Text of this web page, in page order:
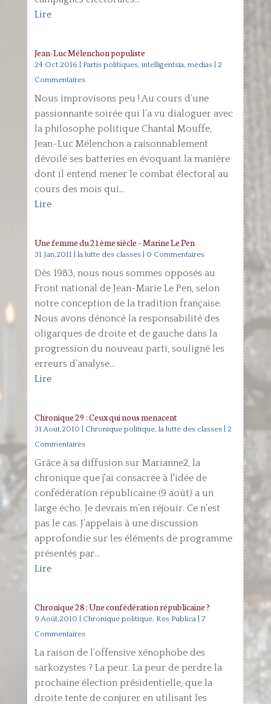
Lire
Jean-Luc Mélenchon populiste
24 Oct,2016 Partis politiques, intelligentsia, médias| 2
Commentaires
Nous improvisons peu ! Au cours d’une
passionnante soirée qui l’a vu dialoguer avec
la philosophe politique Chantal Mouffe,
Jean-Luc Mélenchon a raisonnablement
dévoilé ses batteries en évoquant la manière
dont il entend mener le combat électoral au
cours des mois qui...
Lire
Une femme du 21ème siècle – Marine Le Pen
31 Jan,2011 la lutte des classes| 0 Commentaires
Dès 1983, nous nous sommes opposés au
Front national de Jean-Marie Le Pen, selon
notre conception de la tradition française.
Nous avons dénoncé la responsabilité des
oligarques de droite et de gauche dans la
progression du nouveau parti, souligné les
erreurs d’analyse...
Lire
Chronique 29 : Ceux qui nous menacent
31 Août,2010 Chronique politique, la lutte des classes| 2
Commentaires
Grâce à sa diffusion sur Marianne2, la
chronique que j'ai consacrée à l'idée de
confédération républicaine (9 août) a un
large écho. Je devrais m’en réjouir. Ce n’est
pas le cas. J’appelais à une discussion
approfondie sur les éléments de programme
présentés par...
Lire
Chronique 28 : Une confédération républicaine ?
9 Août,2010 Chronique politique, Res Publica| 7
Commentaires
La raison de l’offensive xénophobe des
sarkozystes ? La peur. La peur de perdre la
prochaine élection présidentielle, que la
droite tente de conjurer en utilisant les